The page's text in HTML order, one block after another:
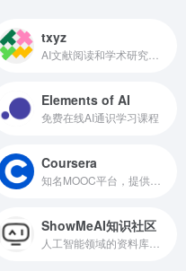
txyz
Elements of AI
免费在线AI通识学习课程
Coursera
ShowMeAI知识社区